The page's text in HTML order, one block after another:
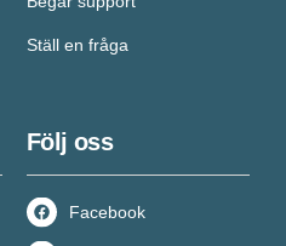
Ställ en fråga
Följ oss
Facebook